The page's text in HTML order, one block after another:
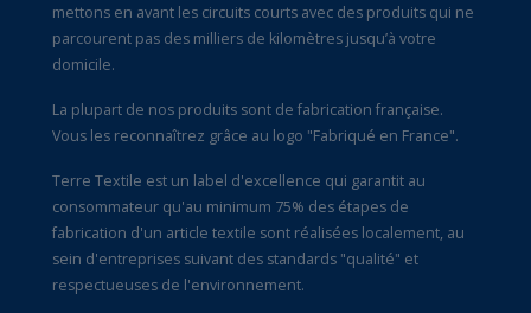
mettons en avant les circuits courts avec des produits qui ne
parcourent pas des milliers de kilomètres jusqu’à votre
domicile.
La plupart de nos produits sont de fabrication française.
Vous les reconnaîtrez grâce au logo "Fabriqué en France".
Terre Textile est un label d'excellence qui garantit au
consommateur qu'au minimum 75% des étapes de
fabrication d'un article textile sont réalisées localement, au
sein d'entreprises suivant des standards "qualité" et
respectueuses de l'environnement.